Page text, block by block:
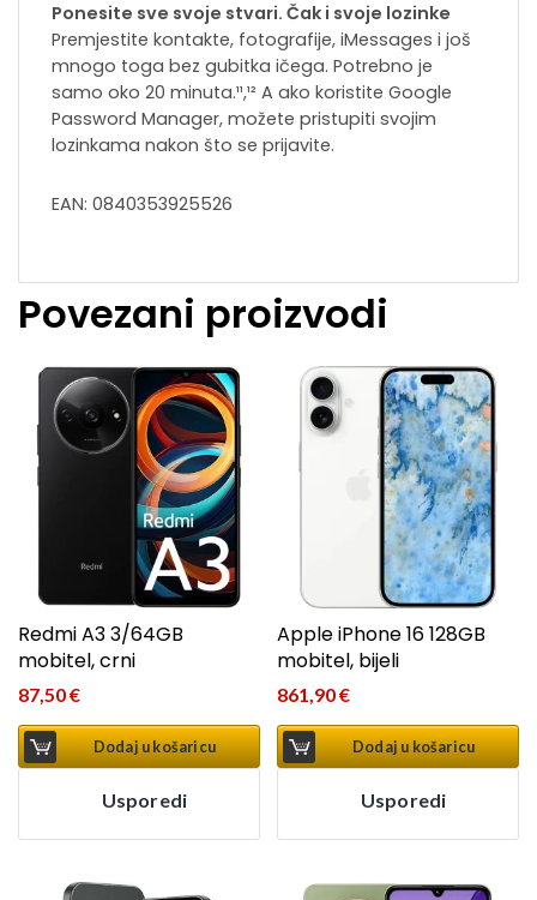
Ponesite sve svoje stvari. Čak i svoje lozinke
Premjestite kontakte, fotografije, iMessages i još
mnogo toga bez gubitka ičega. Potrebno je
samo oko 20 minuta.¹¹,¹² A ako koristite Google
Password Manager, možete pristupiti svojim
lozinkama nakon što se prijavite.
EAN: 0840353925526
Povezani proizvodi
Redmi A3 3/64GB
mobitel, crni
87,50€
Dodaj u košaricu
Usporedi
Apple iPhone 16 128GB
mobitel, bijeli
861,90€
Dodaj u košaricu
Usporedi